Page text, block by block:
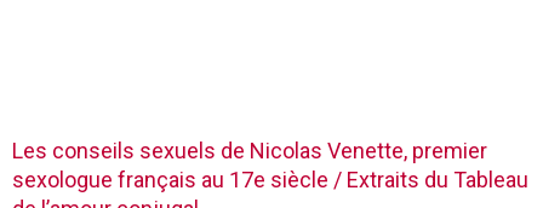
Les conseils sexuels de Nicolas Venette, premier
sexologue français au 17e siècle / Extraits du Tableau